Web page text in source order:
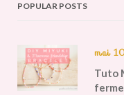
POPULAR POSTS
mai
Tuto